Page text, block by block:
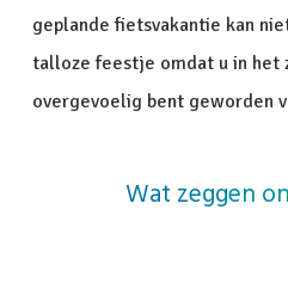
geplande fietsvakantie kan
talloze feestje omdat u in het
overgevoelig bent geworden
Wat zeggen